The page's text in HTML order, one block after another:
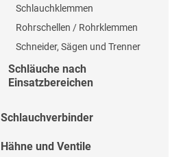
Schlauchklemmen
Rohrschellen / Rohrklemmen
Schneider, Sägen und Trenner
Schläuche nach
Einsatzbereichen
Schlauchverbinder
Hähne und Ventile